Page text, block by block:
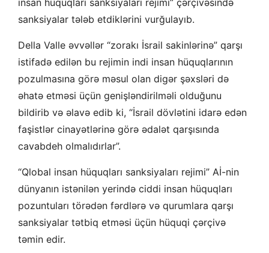
insan hüquqları sanksiyaları rejimi” çərçivəsində
sanksiyalar tələb etdiklərini vurğulayıb.
Della Valle əvvəllər “zorakı İsrail sakinlərinə” qarşı
istifadə edilən bu rejimin indi insan hüquqlarının
pozulmasına görə məsul olan digər şəxsləri də
əhatə etməsi üçün genişləndirilməli olduğunu
bildirib və əlavə edib ki, “İsrail dövlətini idarə edən
faşistlər cinayətlərinə görə ədalət qarşısında
cavabdeh olmalıdırlar”.
“Qlobal insan hüquqları sanksiyaları rejimi” Aİ-nin
dünyanın istənilən yerində ciddi insan hüquqları
pozuntuları törədən fərdlərə və qurumlara qarşı
sanksiyalar tətbiq etməsi üçün hüquqi çərçivə
təmin edir.